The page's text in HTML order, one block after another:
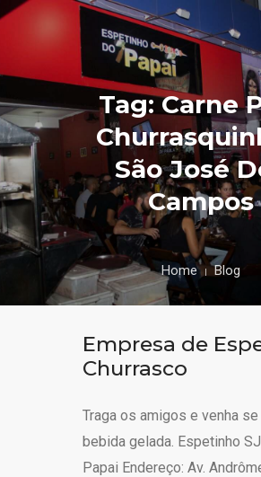
Tag: Carne
São José
Campos
Home Blog
Empresa de
Churrasco
Traga os amigos e venha
bebida gelada. Espetinho
Papai Endereço: Av.